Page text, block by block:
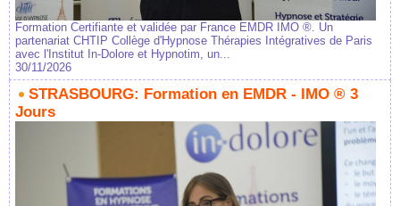
Formation Certifiante et validée par France EMDR IMO ®. Un
partenariat CHTIP Collège d'Hypnose Thérapies Intégratives de Paris
avec l'Institut In-Dolore et Hypnotim, un...
30/11/2026
STRASBOURG: Formation en EMDR - IMO ® 3
Jours